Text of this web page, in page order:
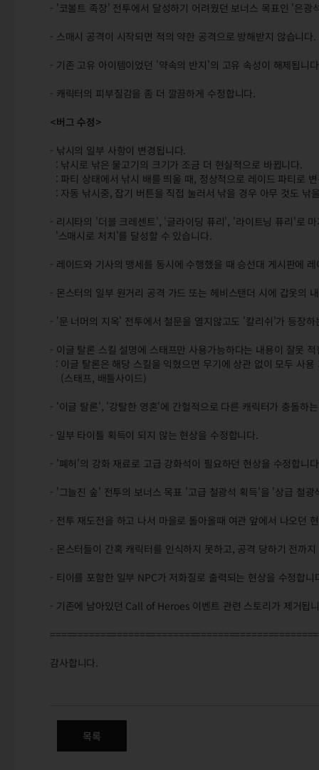
- '코볼트 족장' 전투에서 달성하기 어려웠던 보너스 목표인 '은
- 스매시 공격이 시작되면 적의 약한 공격으로 방해받지 않습니다.
- 기존 고유 아이템이었던 '약속의 반지'의 고유 속성이 해제됩니
- 캐릭터의 피부질감을 좀 더 깔끔하게 수정합니다.
<버그 수정>
- 낚시의 일부 사항이 변경됩니다.
: 낚시로 낚은 물고기의 크기가 조금 더 현실적으로 바뀝니다.
: 파티 상태에서 낚시 배를 띄울 때, 정상적으로 레이드 파티로
: 자동 낚시중, 잡기 버튼을 직접 눌러서 낚을 경우 아무 것도 낚
- 리시타의 '더블 크레센트', '글라이딩 퓨리', '라이트닝 퓨리'로
'스매시로 처치'를 달성할 수 있습니다.
- 레이드와 기사의 맹세를 동시에 수행했을 때 승선대 게시판에
- 몬스터의 일부 원거리 공격 가드 또는 헤비스탠더 시에 갑옷의
- '문 너머의 지옥' 전투에서 철문을 열지않고도 '칼리쉬'가 등장하
- 이글 탈론 스킬 설명에 스태프만 사용가능하다는 내용이 잘못
: 이글 탈론은 해당 스킬을 익혔으면 무기에 상관 없이 모두 사용
(스태프, 배틀사이드)
- '이글 탈론', '강탈한 영혼'에 간헐적으로 다른 캐릭터가 충돌하
- 일부 타이틀 획득이 되지 않는 현상을 수정합니다.
- '폐허'의 강화 재료로 고급 강화석이 필요하던 현상을 수정합니
- '그늘진 숲' 전투의 보너스 목표 '고급 철광석 획득'을 '상급 철광
- 전투 재도전을 하고 나서 마을로 돌아올때 여관 앞에서 나오던
- 몬스터들이 간혹 캐릭터를 인식하지 못하고, 공격 당하기 전까
- 티이를 포함한 일부 NPC가 저화질로 출력되는 현상을 수정합니
- 기존에 남아있던 Call of Heroes 이벤트 관련 스토리가 제거됩
감사합니다.
목록